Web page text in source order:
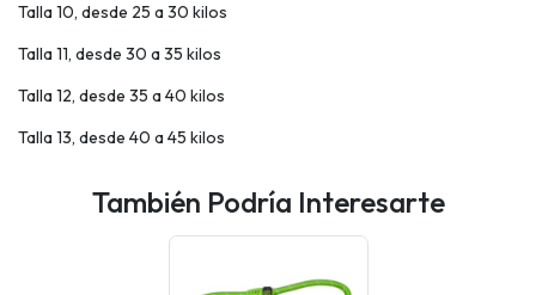
Talla 10, desde 25 a 30 kilos
Talla 11, desde 30 a 35 kilos
Talla 12, desde 35 a 40 kilos
Talla 13, desde 40 a 45 kilos
También Podría Interesarte